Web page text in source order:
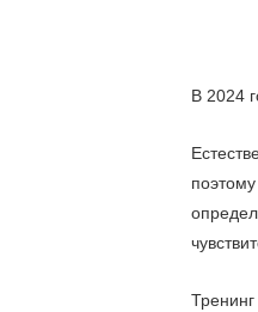
В 2024